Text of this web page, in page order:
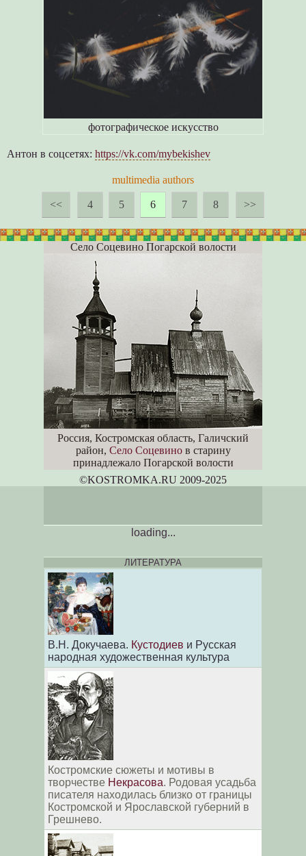
фотографическое искусство
Антон в соцсетях: https://vk.com/mybekishev
multimedia authors
<< 4 5 6 7 8 >>
Село Соцевино Погарской волости
Россия, Костромская область, Галичский
район, Село Соцевинов старину
принадлежало Погарской волости
©KOSTROMKA.RU 2009-2025
loading...
ЛИТЕРАТУРА
В.Н. Докучаева. Кустодиев и Русская
народная художественная культура
Костромские сюжеты и мотивы в
творчестве Некрасова. Родовая усадьба
писателя находилась близко от границы
Костромской и Ярославской губерний в
Грешнево.